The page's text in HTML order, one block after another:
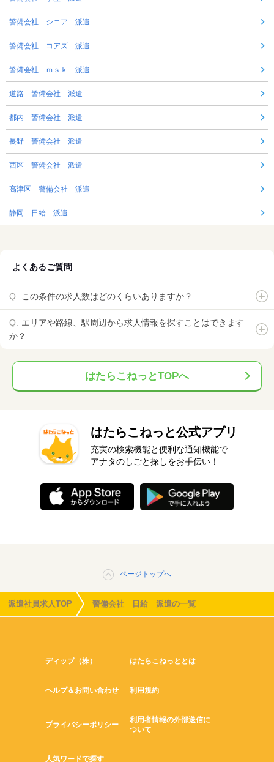
警備会社 シニア 派遣
警備会社 コアズ 派遣
警備会社 ｍｓｋ 派遣
道路 警備会社 派遣
都内 警備会社 派遣
長野 警備会社 派遣
西区 警備会社 派遣
高津区 警備会社 派遣
静岡 日給 派遣
よくあるご質問
この条件の求人数はどのくらいありますか？
エリアや路線、駅周辺から求人情報を探すことはできます
か？
はたらこねっとTOPへ
はたらこねっと公式アプリ
充実の検索機能と便利な通知機能で
アナタのしごと探しをお手伝い！
ページトップへ
派遣社員求人TOP 警備会社 日給 派遣の一覧
ディップ（株） はたらこねっととは
ヘルプ＆お問い合わせ 利用規約
プライバシーポリシー
利用者情報の外部送信に
ついて
人気ワードで探す